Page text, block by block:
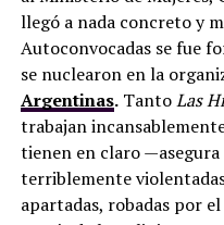
llegó a nada concreto y
Autoconvocadas se fue
se nuclearon en la
Argentinas.TantoLas
trabajan
tienen en claro
terriblemente
apartadas, robadas por